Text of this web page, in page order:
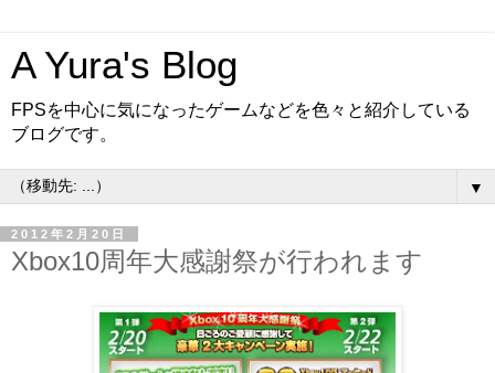
A Yura's Blog
FPSを中心に気になったゲームなどを色々と紹介している
ブログです。
▼
2012年2月20日
Xbox10周年大感謝祭が行われます